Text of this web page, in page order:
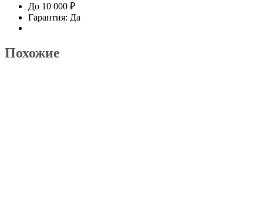
До 10 000 ₽
Гарантия: Да
Похожие